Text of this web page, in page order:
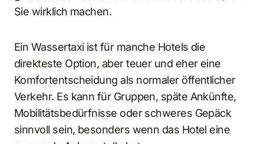
Sie wirklich machen.
Ein Wassertaxi ist für manche Hotels die
direkteste Option, aber teuer und eher eine
Komfortentscheidung als normaler öffentlicher
Verkehr. Es kann für Gruppen, späte Ankünfte,
Mobilitätsbedürfnisse oder schweres Gepäck
sinnvoll sein, besonders wenn das Hotel eine